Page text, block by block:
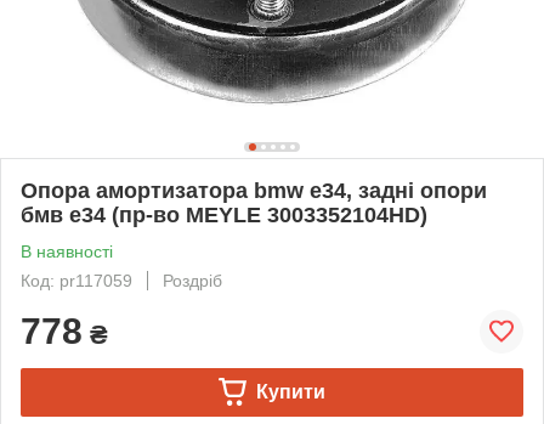
Опора амортизатора bmw e34, задні опори
бмв е34 (пр-во MEYLE 3003352104HD)
В наявності
Код: pr117059
Роздріб
778 ₴
Купити